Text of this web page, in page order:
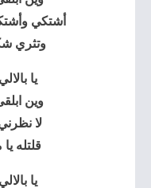
أشتكي
وتثري
يا
وين
لا
قلتله
يا